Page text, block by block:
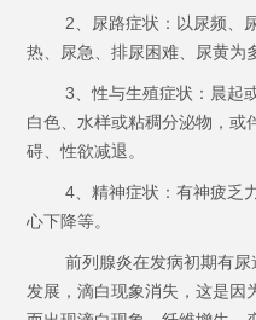
2、尿路症状：以尿频、
热、尿急、排尿困难、尿黄为
3、性与生殖症状：晨起
白色、水样或粘稠分泌物，或
碍、性欲减退。
4、精神症状：有神疲乏
心下降等。
前列腺炎在发病初期有
发展，滴白现象消失，这是因